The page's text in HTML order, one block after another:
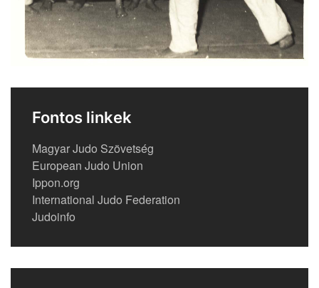
Fontos linkek
Magyar Judo Szövetség
European Judo Union
Ippon.org
International Judo Federation
Judoinfo